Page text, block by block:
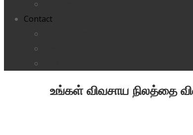
Contact
உங்கள் விவசாய நிலத்தை